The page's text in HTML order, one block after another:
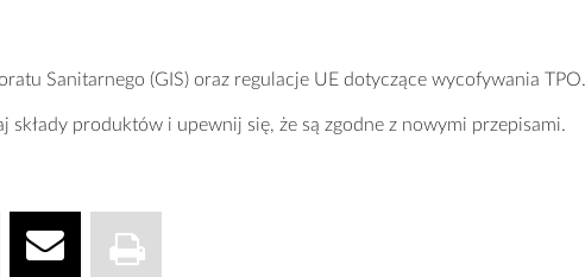
Sanitarnego (GIS) oraz regulacje UE dotyczące wycofywania TPO.
składy produktów i upewnij się, że są zgodne z nowymi przepisami.